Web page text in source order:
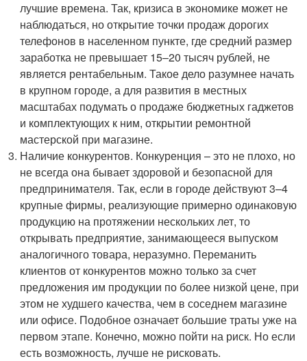
лучшие времена. Так, кризиса в экономике может не
наблюдаться, но открытие точки продаж дорогих
телефонов в населенном пункте, где средний размер
заработка не превышает 15–20 тысяч рублей, не
является рентабельным. Такое дело разумнее начать
в крупном городе, а для развития в местных
масштабах подумать о продаже бюджетных гаджетов
и комплектующих к ним, открытии ремонтной
мастерской при магазине.
Наличие конкурентов. Конкуренция – это не плохо, но
не всегда она бывает здоровой и безопасной для
предпринимателя. Так, если в городе действуют 3–4
крупные фирмы, реализующие примерно одинаковую
продукцию на протяжении нескольких лет, то
открывать предприятие, занимающееся выпуском
аналогичного товара, неразумно. Переманить
клиентов от конкурентов можно только за счет
предложения им продукции по более низкой цене, при
этом не худшего качества, чем в соседнем магазине
или офисе. Подобное означает большие траты уже на
первом этапе. Конечно, можно пойти на риск. Но если
есть возможность, лучше не рисковать.